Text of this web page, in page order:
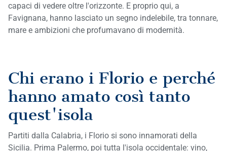
capaci di vedere oltre l'orizzonte. E proprio qui, a
Favignana, hanno lasciato un segno indelebile, tra tonnare,
mare e ambizioni che profumavano di modernità.
Chi erano i Florio e perché
hanno amato così tanto
quest'isola
Partiti dalla Calabria, i Florio si sono innamorati della
Sicilia. Prima Palermo, poi tutta l'isola occidentale: vino,